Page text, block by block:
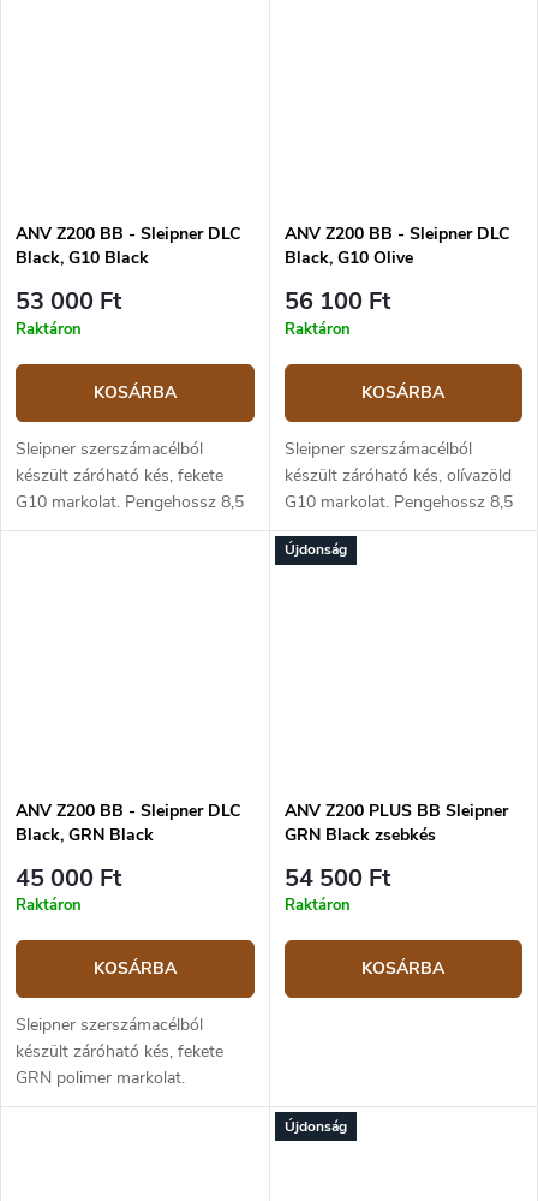
ANV Z200 BB - Sleipner DLC
Black, G10 Black
53 000 Ft
Raktáron
KOSÁRBA
Sleipner szerszámacélból
készült záróható kés, fekete
G10 markolat. Pengehossz 8,5
cm, teljes hossza 20,5 cm.
ANV Z200 BB - Sleipner DLC
Black, G10 Olive
56 100 Ft
Raktáron
KOSÁRBA
Sleipner szerszámacélból
készült záróható kés, olívazöld
G10 markolat. Pengehossz 8,5
cm, teljes hossza 20,5 cm.
ANV Z200 BB - Sleipner DLC
Black, GRN Black
45 000 Ft
Raktáron
KOSÁRBA
Sleipner szerszámacélból
készült záróható kés, fekete
GRN polimer markolat.
Pengehossz 8,5 cm, teljes
Újdonság
ANV Z200 PLUS BB Sleipner
GRN Black zsebkés
54 500 Ft
Raktáron
KOSÁRBA
Újdonság